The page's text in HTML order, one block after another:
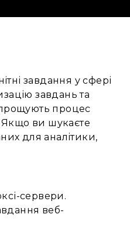
завдання у сфері
завдань та
процес
Якщо ви шукаєте
для аналітики,
сервери.
веб-